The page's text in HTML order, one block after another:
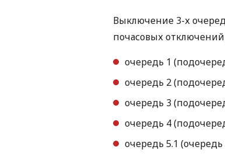
Выключение 3-х
почасовых отключений
очередь 1
очередь 2
очередь 3
очередь 4
очередь 5.1 (очередь